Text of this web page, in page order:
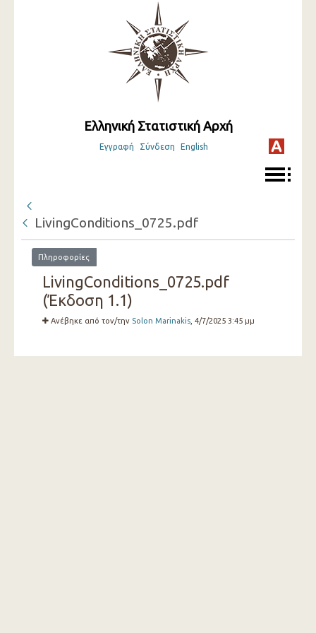
Ελληνική Στατιστική Αρχή
Εγγραφή Σύνδεση English
LivingConditions_0725.pdf
Πληροφορίες
LivingConditions_0725.pdf
(Έκδοση 1.1)
Ανέβηκε από τον/την Solon Marinakis, 4/7/2025 3:45 μμ